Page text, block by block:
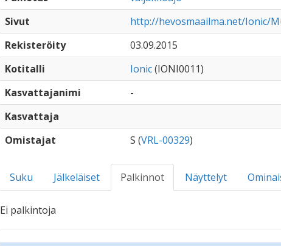
Sivut
http://hevosmaailma.net/Ionic/
Rekisteröity
03.09.2015
Kotitalli
Ionic(IONI0011)
Kasvattajanimi
-
Kasvattaja
Omistajat
S (VRL-00329)
Suku Jälkeläiset Palkinnot Näyttelyt
Ei palkintoja